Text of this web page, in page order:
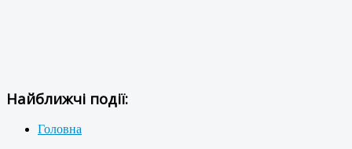
Найближчі події:
Головна